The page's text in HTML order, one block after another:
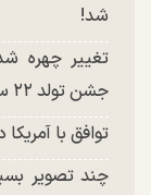
شد!
تغییر چهره
جشن تولد ۲۲ سالگی + تصاویر
توافق با
چند تصویر